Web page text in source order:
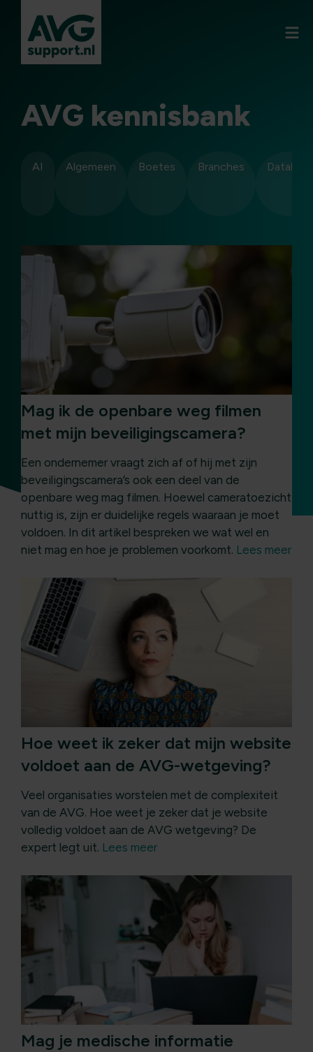
AVG kennisbank
AI Algemeen Boetes Branches
Mag ik de openbare weg filmen
met mijn beveiligingscamera?
Een ondernemer vraagt zich af of hij met zijn
beveiligingscamera’s ook een deel van de
openbare weg mag filmen. Hoewel cameratoezicht
nuttig is, zijn er duidelijke regels waaraan je moet
voldoen. In dit artikel bespreken we wat wel en
niet mag en hoe je problemen voorkomt. Lees meer
Hoe weet ik zeker dat mijn website
voldoet aan de AVG-wetgeving?
Veel organisaties worstelen met de complexiteit
van de AVG. Hoe weet je zeker dat je website
volledig voldoet aan de AVG wetgeving? De
expert legt uit. Lees meer
Mag je medische informatie